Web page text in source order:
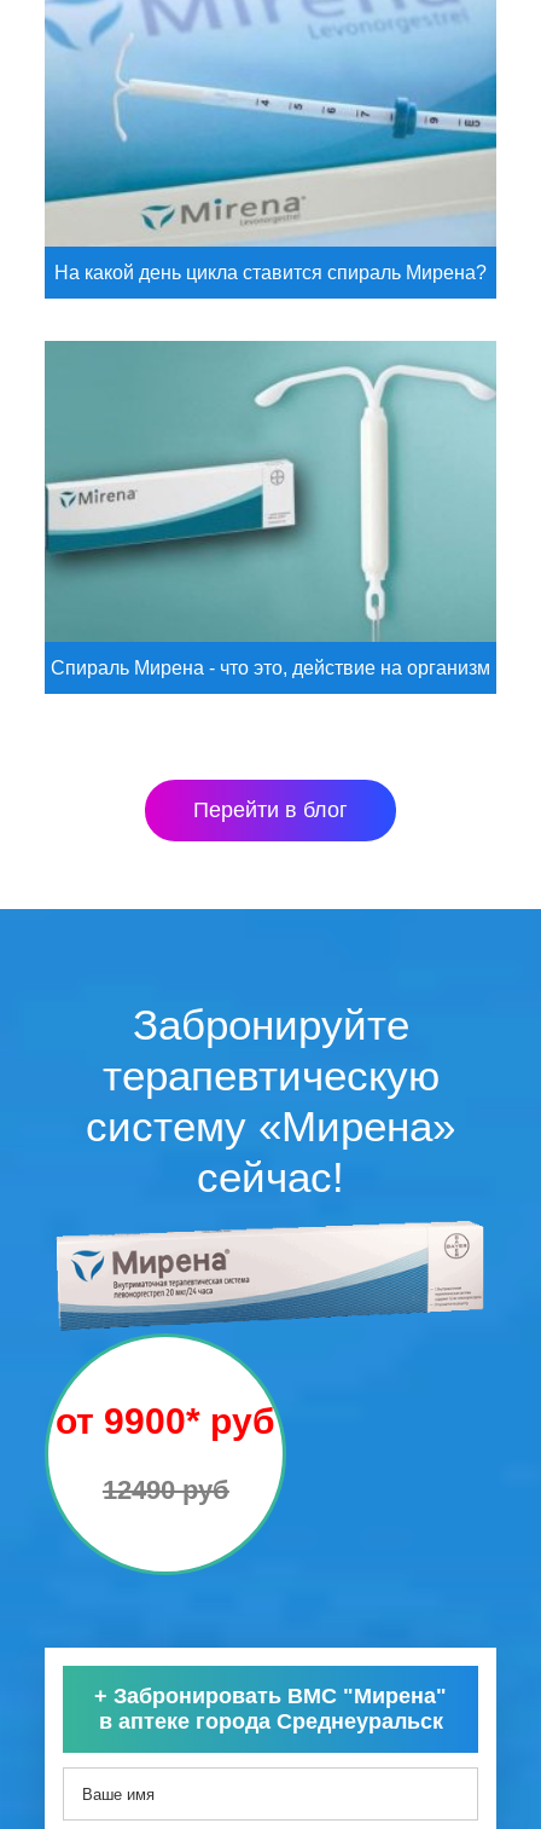
На какой день цикла ставится спираль Мирена?
Спираль Мирена - что это, действие на организм
Перейти в блог
Забронируйте
терапевтическую
систему «Мирена»
сейчас!
от 9900* руб
12490 руб
+ Забронировать ВМС "Мирена"
в аптеке города Среднеуральск